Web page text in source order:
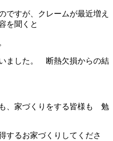
ですが、クレームが最近増え
を聞くと
ました。 断熱欠損からの結
、家づくりをする皆様も 勉
するお家づくりしてくださ